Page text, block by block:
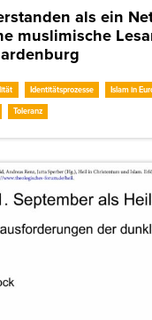
als ein
muslimische
Identitätsprozesse
Islam in
Toleranz